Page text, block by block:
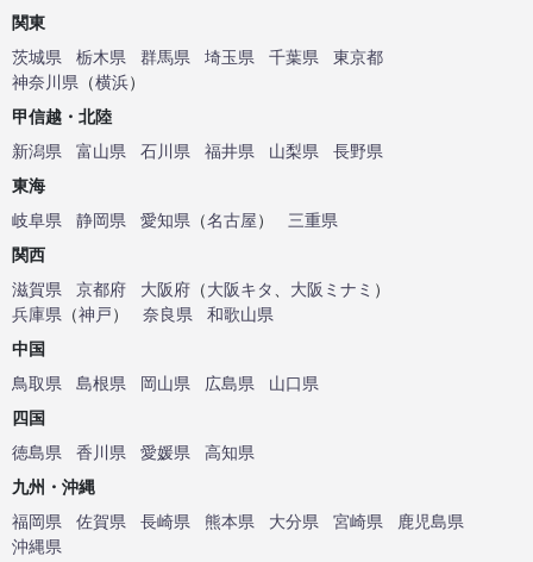
関東
茨城県
栃木県 群馬県 埼玉県 千葉県
東京都
神奈川県 （横浜）
甲信越・北陸
新潟県
富山県 石川県 福井県 山梨県
長野県
東海
岐阜県
静岡県 愛知県 （名古屋）
三重県
関西
滋賀県
京都府 大阪府 （大阪キタ 大阪ミナミ ）
兵庫県 （神戸） 奈良県
和歌山県
中国
鳥取県
島根県 岡山県 広島県
山口県
四国
徳島県
香川県 愛媛県
高知県
九州・沖縄
福岡県
佐賀県 長崎県 熊本県 大分県 宮崎県
鹿児島県
沖縄県